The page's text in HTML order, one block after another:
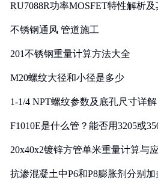
RU7088R功率MOSFET特性解析
不锈钢通风 管道施工
201不锈钢重量计算方法大全
M20螺纹大径和小径是多少
1-1/4 NPT螺纹参数及底孔尺寸详解
F1010E是什么管？能否用3205或
20x40x2镀锌方管单米重量计算与
抗渗混凝土中P6和P8膨胀剂分别加